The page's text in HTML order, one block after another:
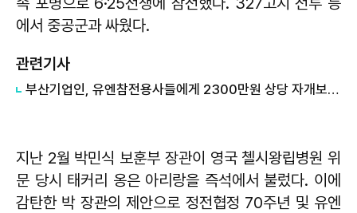
에서 중공군과 싸웠다.
관련기사
​부산기업인, 유엔참전용사들에게 2300만원 상당 자개보석함 선물
지난 2월 박민식 보훈부 장관이 영국 첼시왕립병원 위
문 당시 태커리 옹은 아리랑을 즉석에서 불렀다. 이에
감탄한 박 장관의 제안으로 정전협정 70주년 및 유엔